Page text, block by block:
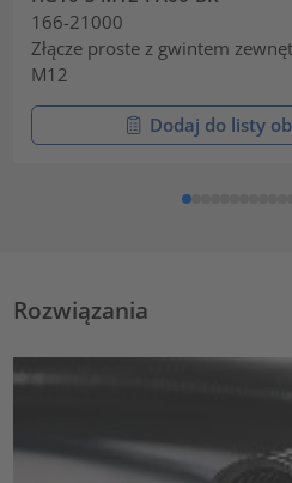
166-21000
Złącze proste z gwintem
M12
Dodaj do listy
Rozwiązania